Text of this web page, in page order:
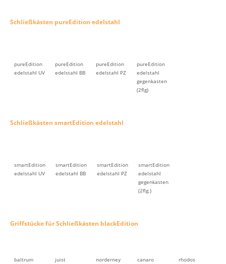
Schließkästen pureEdition edelstahl
pureEdition
edelstahl UV
pureEdition
edelstahl BB
pureEdition
edelstahl PZ
pureEdition
edelstahl
gegenkasten
(2flg)
Schließkästen smartEdition edelstahl
smartEdition
edelstahl UV
smartEdition
edelstahl BB
smartEdition
edelstahl PZ
smartEdition
edelstahl
gegenkasten
(2flg.)
Griffstücke für Schließkästen blackEdition
baltrum
juist
norderney
canaro
rhodos